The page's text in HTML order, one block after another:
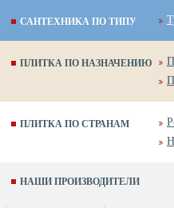
САНТЕХНИКА ПО ТИПУ
ПЛИТКА ПО НАЗНАЧЕНИЮ
ПЛИТКА ПО СТРАНАМ
НАШИ ПРОИЗВОДИТЕЛИ